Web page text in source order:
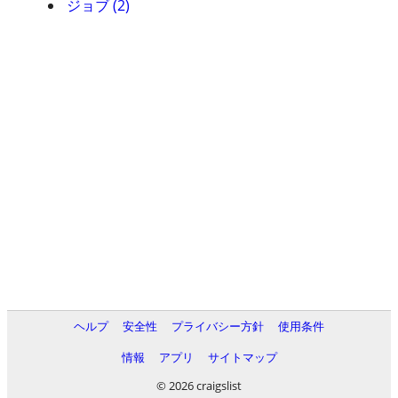
ジョブ (2)
ヘルプ 安全性 プライバシー方針
使用条件
情報
アプリ
サイトマップ
© 2026 craigslist